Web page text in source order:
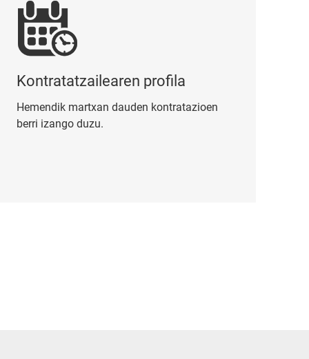
Kontratatzailearen profila
Hemendik martxan dauden kontratazioen
berri izango duzu.